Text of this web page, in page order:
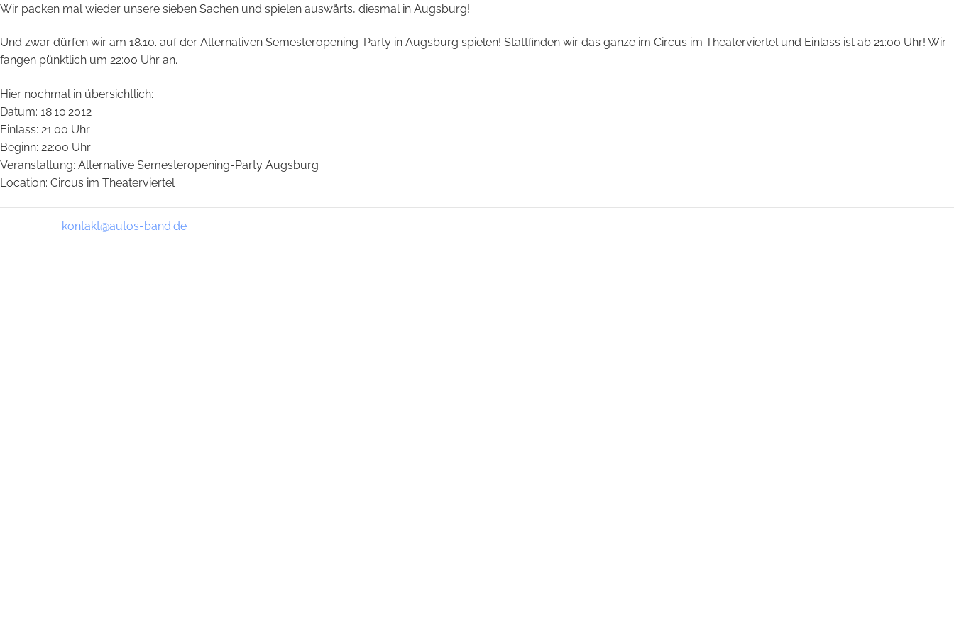
Wir packen mal wieder unsere sieben Sachen und spielen auswärts, diesmal in Augsburg!
Und zwar dürfen wir am 18.10. auf der Alternativen Semesteropening-Party in Augsburg spielen! Stattfinden wir das ganze im Circus im Theaterviertel und Einlass ist ab 21:00 Uhr! Wir
fangen pünktlich um 22:00 Uhr an.
Hier nochmal in übersichtlich:
Datum: 18.10.2012
Einlass: 21:00 Uhr
Beginn: 22:00 Uhr
Veranstaltung: Alternative Semesteropening-Party Augsburg
Location: Circus im Theaterviertel
kontakt@autos-band.de